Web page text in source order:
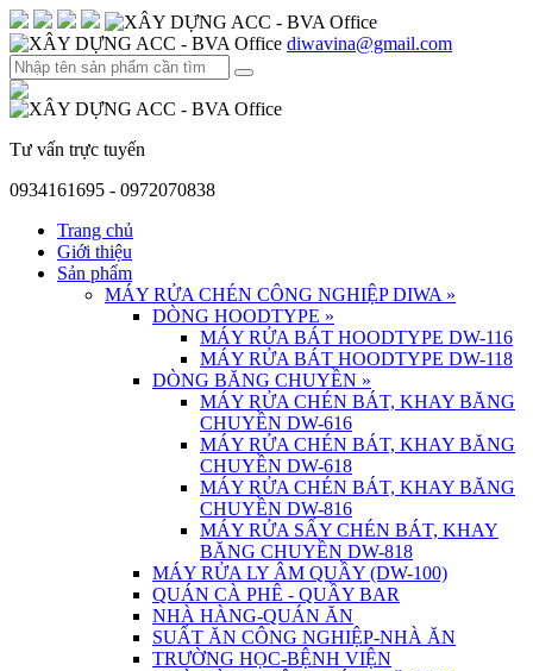
diwavina@gmail.com
Tư vấn trực tuyến
0934161695 - 0972070838
Trang chủ
Giới thiệu
Sản phẩm
MÁY RỬA CHÉN CÔNG NGHIỆP DIWA »
DÒNG HOODTYPE »
MÁY RỬA BÁT HOODTYPE DW-116
MÁY RỬA BÁT HOODTYPE DW-118
DÒNG BĂNG CHUYỀN »
MÁY RỬA CHÉN BÁT, KHAY BĂNG
CHUYỀN DW-616
MÁY RỬA CHÉN BÁT, KHAY BĂNG
CHUYỀN DW-618
MÁY RỬA CHÉN BÁT, KHAY BĂNG
CHUYỀN DW-816
MÁY RỬA SẤY CHÉN BÁT, KHAY
BĂNG CHUYỀN DW-818
MÁY RỬA LY ÂM QUẦY (DW-100)
QUÁN CÀ PHÊ - QUẦY BAR
NHÀ HÀNG-QUÁN ĂN
SUẤT ĂN CÔNG NGHIỆP-NHÀ ĂN
TRƯỜNG HỌC-BỆNH VIỆN